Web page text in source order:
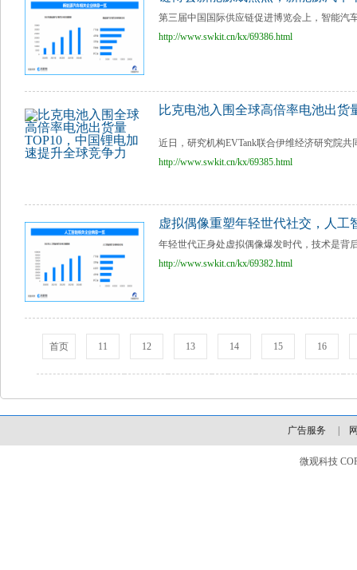
第三届中国国际供应链促进博览会上，智能汽
http://www.swkit.cn/kx/69386.html
比克电池入围全球高倍率电池出货
近日，研究机构EVTank联合伊维经济研究院
http://www.swkit.cn/kx/69385.html
虚拟偶像重塑年轻世代社交，人工
年轻世代正身处虚拟偶像爆发时代，技术是背
http://www.swkit.cn/kx/69382.html
首页 11 12 13 14 15 16
广告服务
微观科技